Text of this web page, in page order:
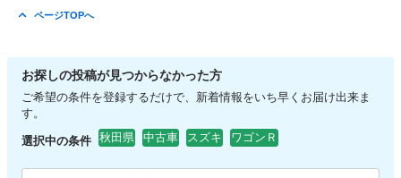
ページTOPへ
お探しの投稿が見つからなかった方
ご希望の条件を登録するだけで、新着情報をいち早くお届け出来ま
す。
選択中の条件 秋田県 中古車 スズキ ワゴンＲ